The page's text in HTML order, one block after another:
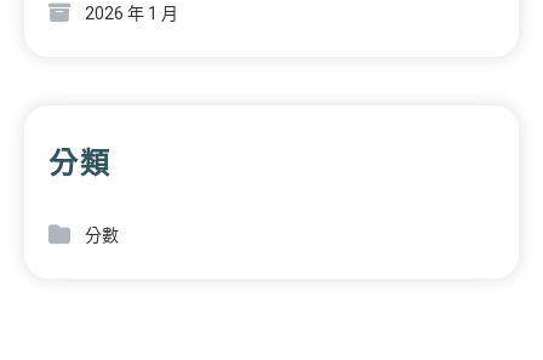
2026 年 1 月
分類
分數